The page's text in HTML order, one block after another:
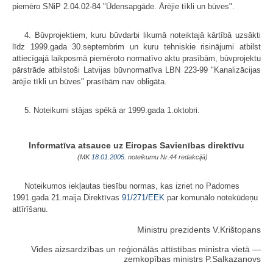
piemēro SNiP 2.04.02-84 "Ūdensapgāde. Ārējie tīkli un būves".
4. Būvprojektiem, kuru būvdarbi likumā noteiktajā kārtībā uzsākti
līdz 1999.gada 30.septembrim un kuru tehniskie risinājumi atbilst
attiecīgajā laikposmā piemēroto normatīvo aktu prasībām, būvprojektu
pārstrāde atbilstoši Latvijas būvnormatīva LBN 223-99 "Kanalizācijas
ārējie tīkli un būves" prasībām nav obligāta.
5. Noteikumi stājas spēkā ar 1999.gada 1.oktobri.
Informatīva atsauce uz Eiropas Savienības direktīvu
(MK 18.01.2005. noteikumu Nr.44 redakcijā)
Noteikumos iekļautas tiesību normas, kas izriet no Padomes
1991.gada 21.maija Direktīvas 91/271/EEK par komunālo notekūdeņu
attīrīšanu.
Ministru prezidents V.Krištopans
Vides aizsardzības un reģionālās attīstības ministra vietā —
zemkopības ministrs P.Salkazanovs